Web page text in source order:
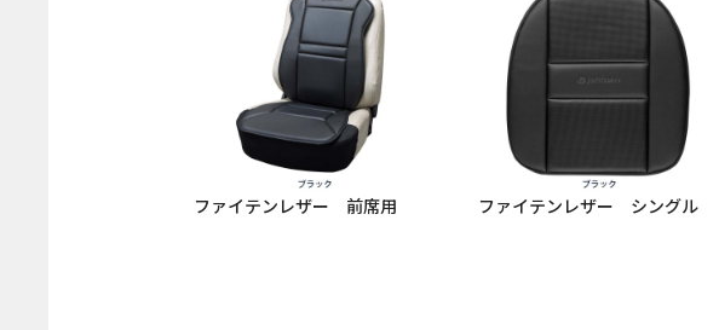
お買
ファイテンレザー 前席用 ファイテンレザー シングル